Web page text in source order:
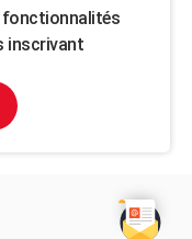
fonctionnalités
inscrivant